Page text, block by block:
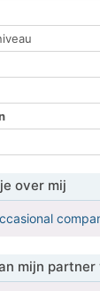
over mij
mijn